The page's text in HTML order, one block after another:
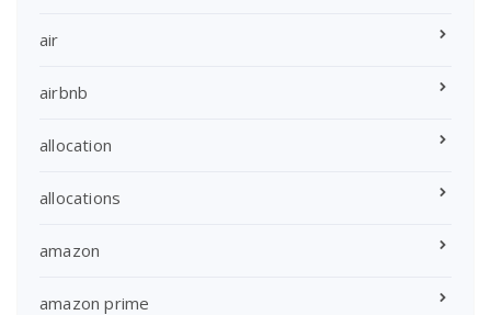
air
airbnb
allocation
allocations
amazon
amazon prime